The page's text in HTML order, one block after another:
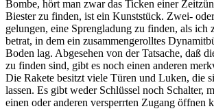
Bombe, hört man zwar das Ticken einer
Biester zu finden, ist ein Kunststück. Zwei-
gelungen, eine Sprengladung zu finden, als ich
betrat, in dem ein zusammengerolltes
Boden lag. Abgesehen von der Tatsache, daß
zu finden sind, gibt es noch einen anderen
Die Rakete besitzt viele Türen und Luken, die
lassen. Es gibt weder Schlüssel noch Schalter,
einen oder anderen versperrten Zugang öffnen